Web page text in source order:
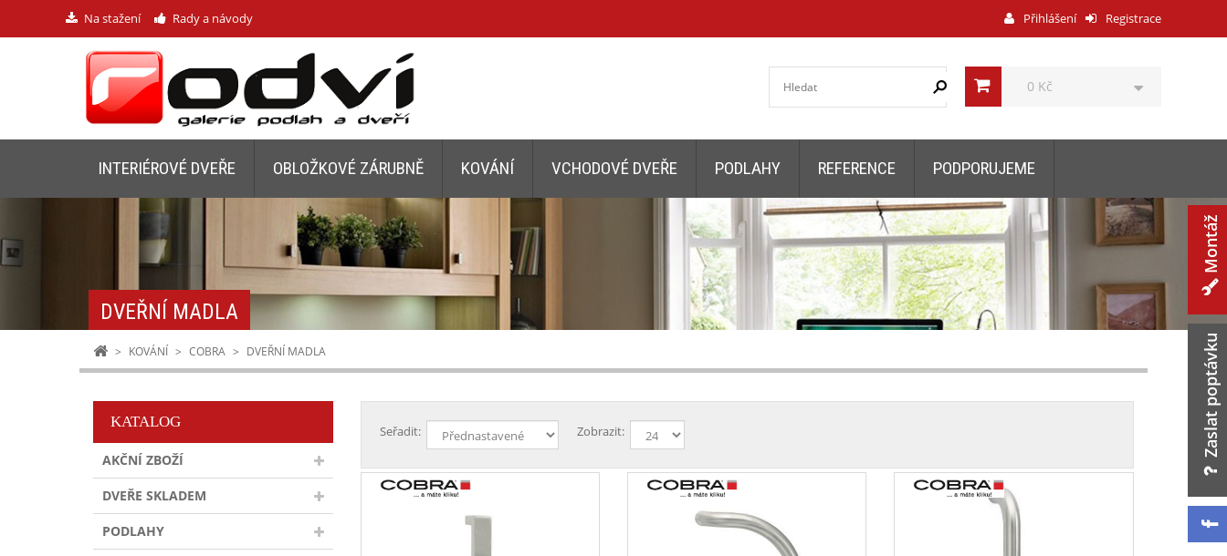
Registrace
Přihlášení
Na stažení Rady a návody
0 Kč
INTERIÉROVÉ DVEŘE OBLOŽKOVÉ ZÁRUBNĚ KOVÁNÍ VCHODOVÉ DVEŘE PODLAHY REFERENCE PODPORUJEME
DVEŘNÍ MADLA
> KOVÁNÍ > COBRA > DVEŘNÍ MADLA
KATALOG
AKČNÍ ZBOŽÍ
DVEŘE SKLADEM
PODLAHY
Seřadit: Zobrazit:
Montáž
Zaslat poptávku